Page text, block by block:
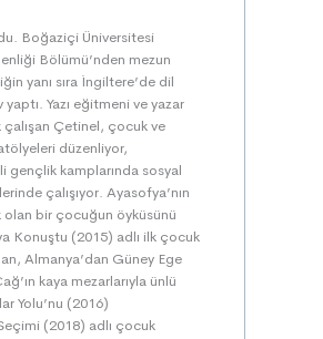
Boğaziçi Üniversitesi
Bölümü’nden mezun
yanı sıra İngiltere’de dil
Yazı eğitmeni ve yazar
çalışan Çetinel, çocuk ve
düzenliyor,
gençlik kamplarında sosyal
çalışıyor. Ayasofya’nın
olan bir çocuğun öyküsünü
Konuştu (2015) adlı ilk çocuk
Almanya’dan Güney Ege
kaya mezarlarıyla ünlü
Yolu’nu (2016)
(2018) adlı çocuk